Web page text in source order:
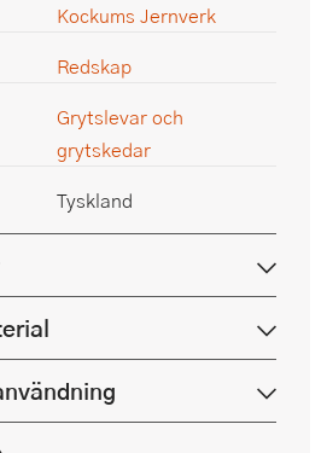
Kockums Jernverk
Redskap
Grytslevar och
grytskedar
Tyskland